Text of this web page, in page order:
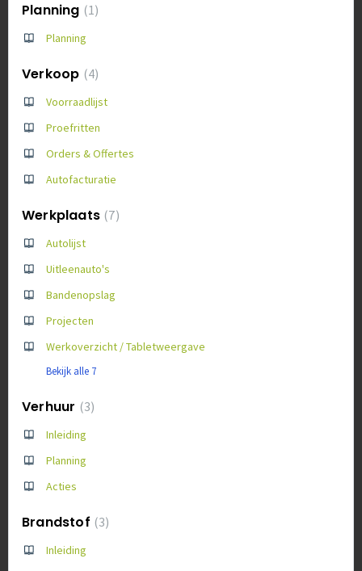
Planning 1
Planning
Verkoop 4
Voorraadlijst
Proefritten
Orders & Offertes
Autofacturatie
Werkplaats 7
Autolijst
Uitleenauto's
Bandenopslag
Projecten
Werkoverzicht / Tabletweergave
Bekijk alle 7
Verhuur 3
Inleiding
Planning
Acties
Brandstof 3
Inleiding